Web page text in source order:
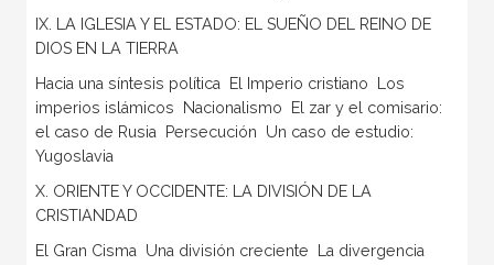
IX. LA IGLESIA Y EL ESTADO: EL SUEÑO DEL REINO DE
DIOS EN LA TIERRA
Hacia una síntesis política  El Imperio cristiano  Los
imperios islámicos  Nacionalismo  El zar y el comisario:
el caso de Rusia  Persecución  Un caso de estudio:
Yugoslavia
X. ORIENTE Y OCCIDENTE: LA DIVISIÓN DE LA
CRISTIANDAD
El Gran Cisma  Una división creciente  La divergencia